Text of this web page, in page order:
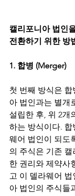
캘리포니아 법인
전환하기 위한 방
1. 합병 (Merger)
첫 번째 방식은
아 법인과는 별개
설립한 후, 위 2개
하는 방식이다.
웨어 법인이 되도
의 주식은 기존
한 권리와 제약사
고 이 델라웨어
아 법인의 주식들